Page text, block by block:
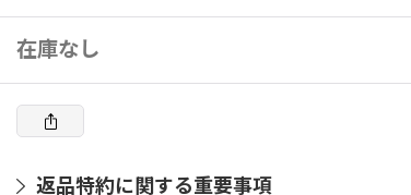
在庫なし
返品特約に関する重要事項